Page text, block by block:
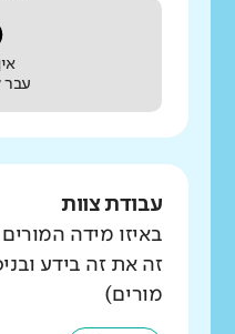
עבר
עבודת צוות
באיזו מידה
זה את זה בידע
מורים)